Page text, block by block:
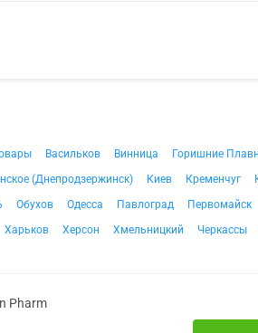
Васильков Винница Горишние
(Днепродзержинск) Киев Кременчуг
Обухов Одесса Павлоград Первомайск
Харьков Херсон Хмельницкий Черкассы
Pharm